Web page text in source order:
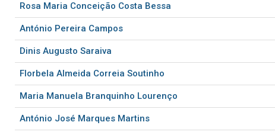
Rosa Maria Conceição Costa Bessa
António Pereira Campos
Dinis Augusto Saraiva
Florbela Almeida Correia Soutinho
Maria Manuela Branquinho Lourenço
António José Marques Martins